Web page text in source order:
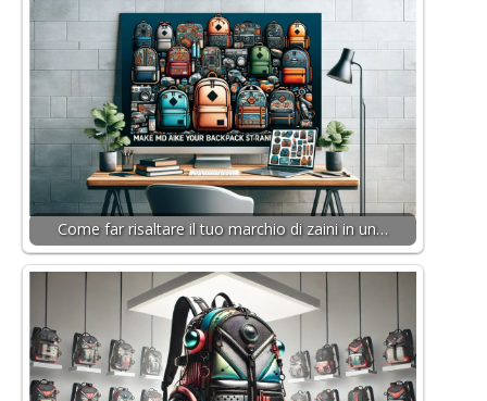
Come far risaltare il tuo marchio di zaini in un…